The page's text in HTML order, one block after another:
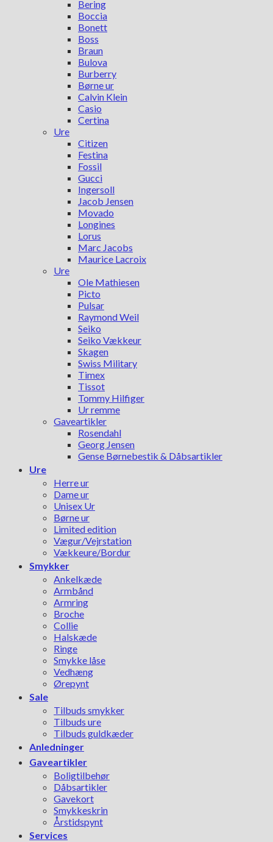
Bering
Boccia
Bonett
Boss
Braun
Bulova
Burberry
Børne ur
Calvin Klein
Casio
Certina
Ure
Citizen
Festina
Fossil
Gucci
Ingersoll
Jacob Jensen
Movado
Longines
Lorus
Marc Jacobs
Maurice Lacroix
Ure
Ole Mathiesen
Picto
Pulsar
Raymond Weil
Seiko
Seiko Vækkeur
Skagen
Swiss Military
Timex
Tissot
Tommy Hilfiger
Ur remme
Gaveartikler
Rosendahl
Georg Jensen
Gense Børnebestik & Dåbsartikler
Ure
Herre ur
Dame ur
Unisex Ur
Børne ur
Limited edition
Vægur/Vejrstation
Vækkeure/Bordur
Smykker
Ankelkæde
Armbånd
Armring
Broche
Collie
Halskæde
Ringe
Smykke låse
Vedhæng
Ørepynt
Sale
Tilbuds smykker
Tilbuds ure
Tilbuds guldkæder
Anledninger
Gaveartikler
Boligtilbehør
Dåbsartikler
Gavekort
Smykkeskrin
Årstidspynt
Services